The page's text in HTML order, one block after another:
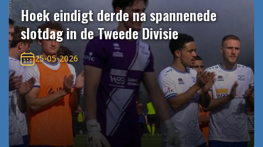
Hoek eindigt derde na spannenede
slotdag in de Tweede Divisie
25-05-2026